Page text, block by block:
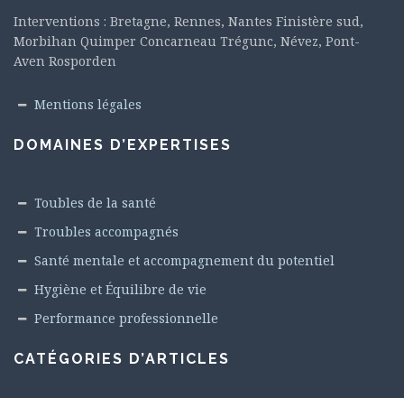
Interventions : Bretagne, Rennes, Nantes Finistère sud,
Morbihan Quimper Concarneau Trégunc, Névez, Pont-
Aven Rosporden
Mentions légales
DOMAINES D’EXPERTISES
Toubles de la santé
Troubles accompagnés
Santé mentale et accompagnement du potentiel
Hygiène et Équilibre de vie
Performance professionnelle
CATÉGORIES D’ARTICLES